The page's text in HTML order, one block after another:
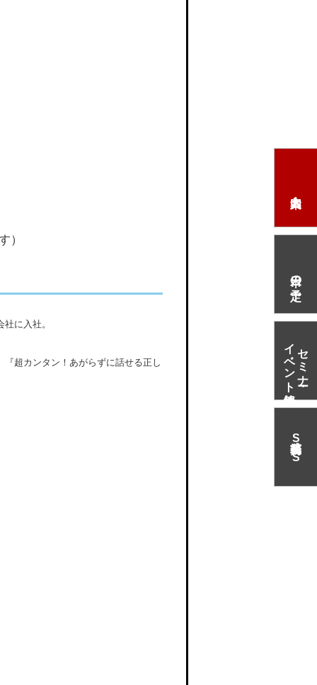
本日の予定
セミナー・
イベント情報
S
N
S
）
に入社。
超カンタン！あがらずに話せる正し